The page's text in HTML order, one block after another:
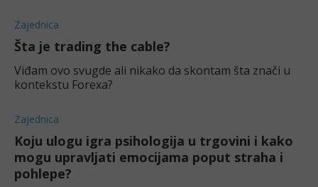
Zajednica
Šta je trading the cable?
Viđam ovo svugde ali nikako da skontam šta znači u
kontekstu Forexa?
Zajednica
Koju ulogu igra psihologija u trgovini i kako
mogu upravljati emocijama poput straha i
pohlepe?